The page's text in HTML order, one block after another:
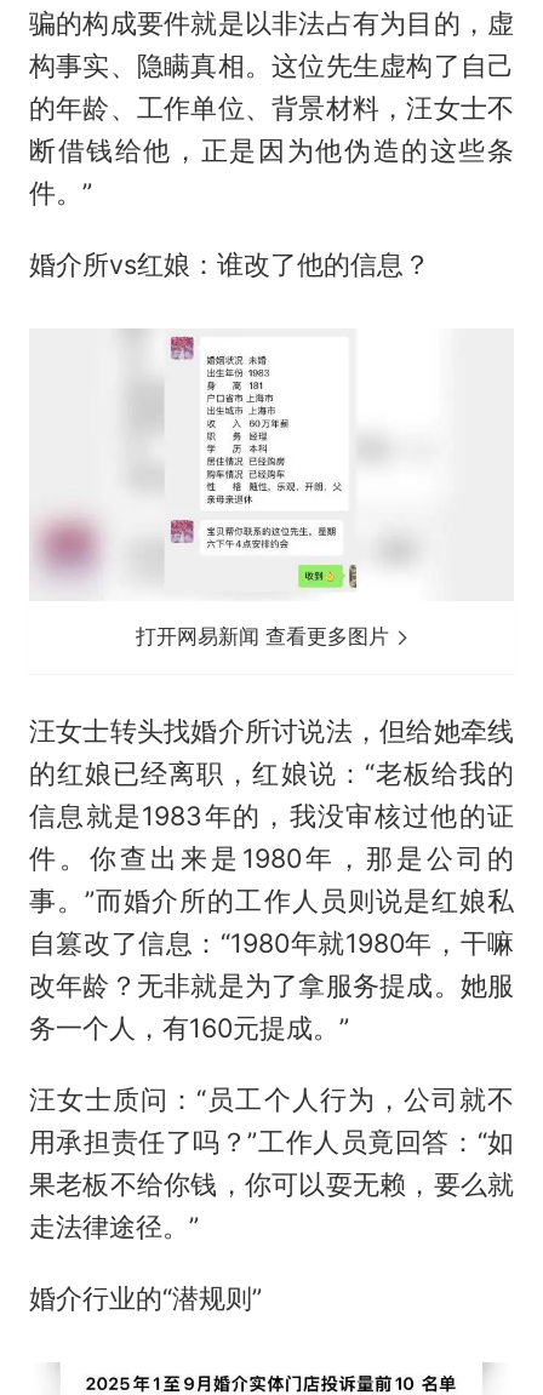
骗的构成要件就是以非法占有为目的，虚
构事实、隐瞒真相。这位先生虚构了自己
的年龄、工作单位、背景材料，汪女士不
断借钱给他，正是因为他伪造的这些条
件。”
婚介所vs红娘：谁改了他的信息？
打开网易新闻 查看更多图片
汪女士转头找婚介所讨说法，但给她牵线
的红娘已经离职，红娘说：“老板给我的
信息就是1983年的，我没审核过他的证
件。你查出来是1980年，那是公司的
事。”而婚介所的工作人员则说是红娘私
自篡改了信息：“1980年就1980年，干嘛
改年龄？无非就是为了拿服务提成。她服
务一个人，有160元提成。”
汪女士质问：“员工个人行为，公司就不
用承担责任了吗？”工作人员竟回答：“如
果老板不给你钱，你可以耍无赖，要么就
走法律途径。”
婚介行业的“潜规则”